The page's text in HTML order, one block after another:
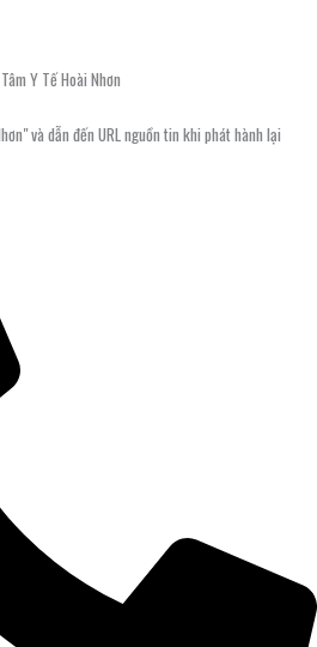
Y Tế Hoài Nhơn
và dẫn đến URL nguồn tin khi phát hành lại